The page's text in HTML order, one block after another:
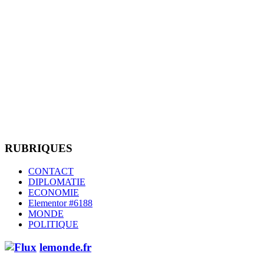
RUBRIQUES
CONTACT
DIPLOMATIE
ECONOMIE
Elementor #6188
MONDE
POLITIQUE
lemonde.fr